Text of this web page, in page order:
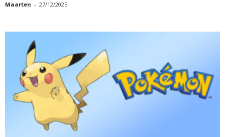
Maarten - 27/12/2025